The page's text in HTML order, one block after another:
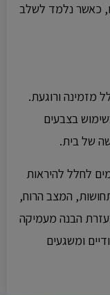
כאשר נלמד לשלב
מזמינה ורוגעת.
בצבעים
של בית.
לחלל להיראות
המצב הרוח,
הבנה מעמיקה
ומשגעים